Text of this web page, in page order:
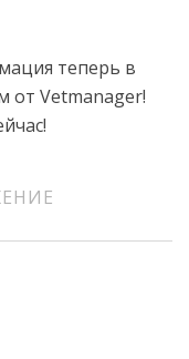
теперь в
от Vetmanager!